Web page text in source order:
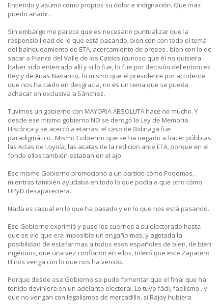
Entiendo y asumo como propios su dolor e indignación. Que mas
puedo añadir.
Sin embargo me parece que es necesario puntualizar que la
responsibilidad de lo que está pasando, bien con con todo el tema
del balnqueamiento de ETA, acercamiento de presos.. bien con lo de
sacar a Franco del Valle de los Caidos (curioso que él no quisiera
haber sido enterrado allí y si lo fue, lo fue por decisión del entonces
Rey y de Arias Navarro).. lo mismo que el presidente por accidente
que nos ha caido en desgracia, no es un tema que se pueda
achacar en exclusiva a Sánchez.
Tuvimos un gobierno con MAYORIA ABSOLUTA hace no mucho. Y
desde ese mismo gobierno NO se derogó la Ley de Memoria
Histórica y se acercó a etarras, el caso de Bolinaga fue
paradigmático.. Mismo Gobierno que se ha negado a hacer públicas
las Actas de Loyola, las acatas de la redicion ante ETA, porque en el
fondo ellos también estaban en el ajo.
Ese mismo Gobierno promocionó a un partido cómo Podemos,
mientras también ayudaba en todo lo que podía a que otro cómo
UPyD desapareciera.
Nada es casual en lo que ha pasado y en lo que nos está pasando.
Ese Gobierno exprimió y puso los cuernos a su electorado hasta
que se vió que era imposible un engaño mas, y agotada la
posibilidad de estafar mas a todos esos españoles de bien, de bien
ingénuos, que una vez confiaron en ellos, toleró que este Zapatero
III nos venga con lo que nos ha venido.
Porque desde ese Gobierno se pudo fomentar que el final que ha
tenido deviniera en un adelanto electoral. Lo tuvo fácil, facilísmo.. y
que no vengan con legalismos de mercadillo, si Rajoy hubiera